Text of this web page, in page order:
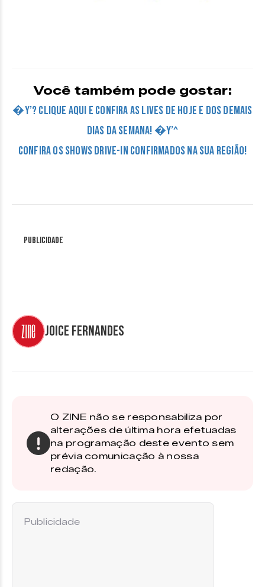
Você também pode gostar:
�Y’? CLIQUE AQUI E CONFIRA AS LIVES DE HOJE E DOS DEMAIS
DIAS DA SEMANA! �Y’^
Confira os Shows Drive-in confirmados na sua região!
Publicidade
Joice Fernandes
O ZINE não se responsabiliza por
alterações de última hora efetuadas
na programação deste evento sem
prévia comunicação à nossa
redação.
Publicidade